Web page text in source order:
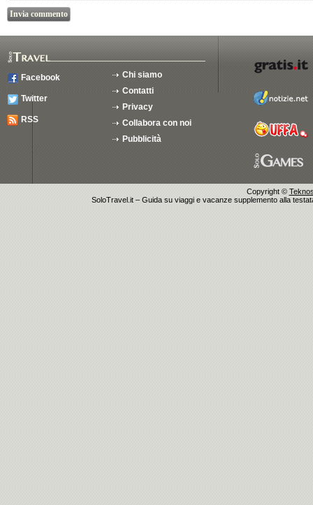
Facebook
Twitter
RSS
Chi siamo
Contatti
Privacy
Collabora con noi
Pubblicità
Copyright ©
SoloTravel.it – Guida su viaggi e vacanze supplemento alla